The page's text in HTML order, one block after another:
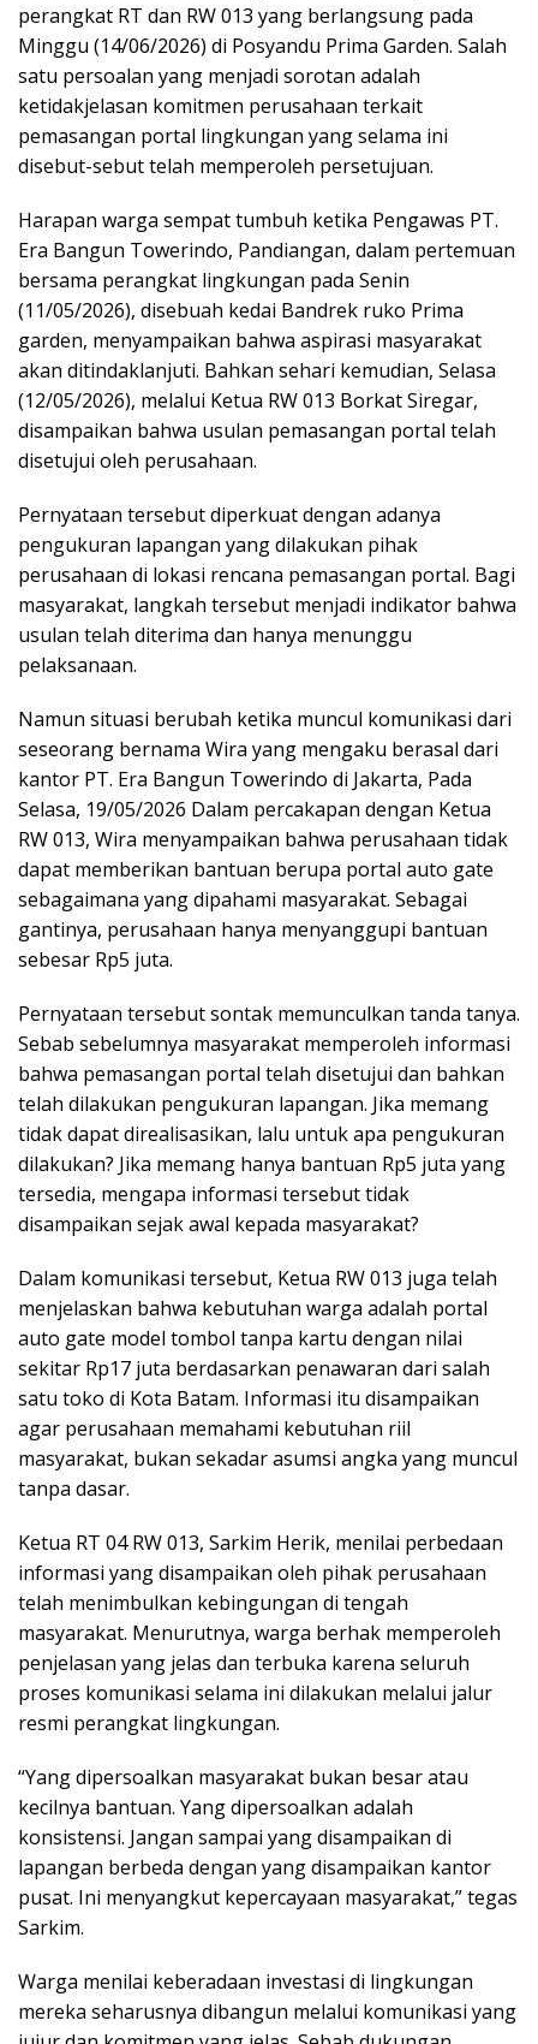
perangkat RT dan RW 013 yang berlangsung pada
Minggu (14/06/2026) di Posyandu Prima Garden. Salah
satu persoalan yang menjadi sorotan adalah
ketidakjelasan komitmen perusahaan terkait
pemasangan portal lingkungan yang selama ini
disebut-sebut telah memperoleh persetujuan.
Harapan warga sempat tumbuh ketika Pengawas PT.
Era Bangun Towerindo, Pandiangan, dalam pertemuan
bersama perangkat lingkungan pada Senin
(11/05/2026), disebuah kedai Bandrek ruko Prima
garden, menyampaikan bahwa aspirasi masyarakat
akan ditindaklanjuti. Bahkan sehari kemudian, Selasa
(12/05/2026), melalui Ketua RW 013 Borkat Siregar,
disampaikan bahwa usulan pemasangan portal telah
disetujui oleh perusahaan.
Pernyataan tersebut diperkuat dengan adanya
pengukuran lapangan yang dilakukan pihak
perusahaan di lokasi rencana pemasangan portal. Bagi
masyarakat, langkah tersebut menjadi indikator bahwa
usulan telah diterima dan hanya menunggu
pelaksanaan.
Namun situasi berubah ketika muncul komunikasi dari
seseorang bernama Wira yang mengaku berasal dari
kantor PT. Era Bangun Towerindo di Jakarta, Pada
Selasa, 19/05/2026 Dalam percakapan dengan Ketua
RW 013, Wira menyampaikan bahwa perusahaan tidak
dapat memberikan bantuan berupa portal auto gate
sebagaimana yang dipahami masyarakat. Sebagai
gantinya, perusahaan hanya menyanggupi bantuan
sebesar Rp5 juta.
Pernyataan tersebut sontak memunculkan tanda tanya.
Sebab sebelumnya masyarakat memperoleh informasi
bahwa pemasangan portal telah disetujui dan bahkan
telah dilakukan pengukuran lapangan. Jika memang
tidak dapat direalisasikan, lalu untuk apa pengukuran
dilakukan? Jika memang hanya bantuan Rp5 juta yang
tersedia, mengapa informasi tersebut tidak
disampaikan sejak awal kepada masyarakat?
Dalam komunikasi tersebut, Ketua RW 013 juga telah
menjelaskan bahwa kebutuhan warga adalah portal
auto gate model tombol tanpa kartu dengan nilai
sekitar Rp17 juta berdasarkan penawaran dari salah
satu toko di Kota Batam. Informasi itu disampaikan
agar perusahaan memahami kebutuhan riil
masyarakat, bukan sekadar asumsi angka yang muncul
tanpa dasar.
Ketua RT 04 RW 013, Sarkim Herik, menilai perbedaan
informasi yang disampaikan oleh pihak perusahaan
telah menimbulkan kebingungan di tengah
masyarakat. Menurutnya, warga berhak memperoleh
penjelasan yang jelas dan terbuka karena seluruh
proses komunikasi selama ini dilakukan melalui jalur
resmi perangkat lingkungan.
“Yang dipersoalkan masyarakat bukan besar atau
kecilnya bantuan. Yang dipersoalkan adalah
konsistensi. Jangan sampai yang disampaikan di
lapangan berbeda dengan yang disampaikan kantor
pusat. Ini menyangkut kepercayaan masyarakat,” tegas
Sarkim.
Warga menilai keberadaan investasi di lingkungan
mereka seharusnya dibangun melalui komunikasi yang